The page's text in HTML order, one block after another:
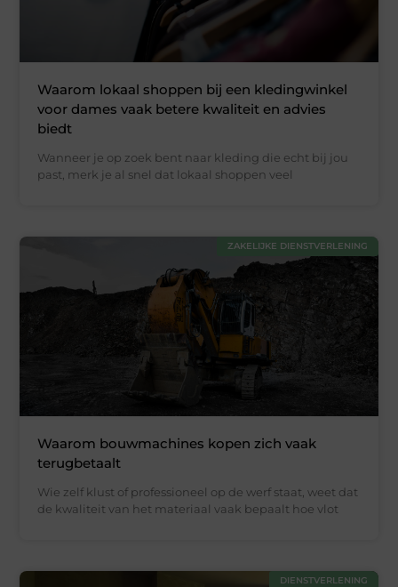
Waarom lokaal shoppen bij een kledingwinkel
voor dames vaak betere kwaliteit en advies
biedt
Wanneer je op zoek bent naar kleding die echt bij jou
past, merk je al snel dat lokaal shoppen veel
ZAKELIJKE DIENSTVERLENING
Waarom bouwmachines kopen zich vaak
terugbetaalt
Wie zelf klust of professioneel op de werf staat, weet dat
de kwaliteit van het materiaal vaak bepaalt hoe vlot
DIENSTVERLENING